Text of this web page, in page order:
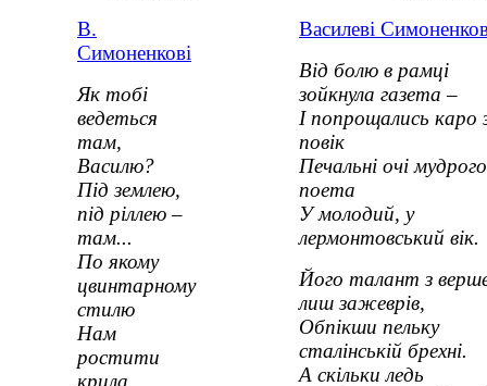
В.
Симоненкові
Як тобі
ведеться
там,
Василю?
Під землею,
під ріллею –
там...
По якому
цвинтарному
стилю
Нам
ростити
крила
Василеві
Від болю в рамці
зойкнула газета –
І попрощались каро
повік
Печальні очі мудрого
поета
У молодий, у
лермонтовський вік.
Його талант з
лиш зажеврів,
Обпікши пельку
сталінській брехні.
А скільки ледь